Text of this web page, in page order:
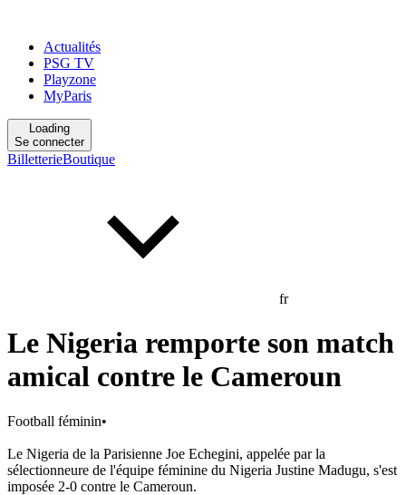
Actualités
PSG TV
Playzone
MyParis
Loading
Se connecter
BilletterieBoutique
fr
Le Nigeria remporte son match
amical contre le Cameroun
Football féminin•
Le Nigeria de la Parisienne Joe Echegini, appelée par la
sélectionneure de l'équipe féminine du Nigeria Justine Madugu, s'est
imposée 2-0 contre le Cameroun.